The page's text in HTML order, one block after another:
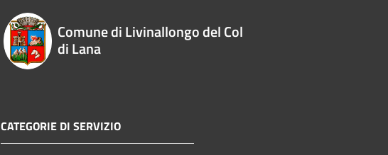
Comune di Livinallongo del Col
di Lana
CATEGORIE DI SERVIZIO